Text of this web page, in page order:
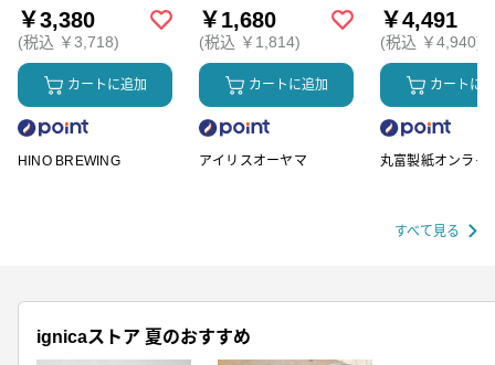
￥3,380
(税込 ￥3,718)
カートに追加
HINO BREWING
￥1,680
(税込 ￥1,814)
カートに追加
アイリスオーヤマ
￥4,491
(税込 ￥4,940)
カートに
丸富製紙オンライ
すべて見る
ignicaストア 夏のおすすめ